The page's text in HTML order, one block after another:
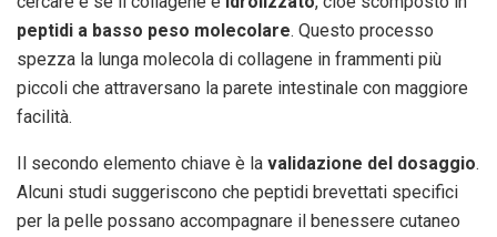
peptidi a basso peso molecolare. Questo processo
spezza la lunga molecola di collagene in frammenti più
piccoli che attraversano la parete intestinale con maggiore
facilità.
Il secondo elemento chiave è la validazione del dosaggio.
Alcuni studi suggeriscono che peptidi brevettati specifici
per la pelle possano accompagnare il benessere cutaneo